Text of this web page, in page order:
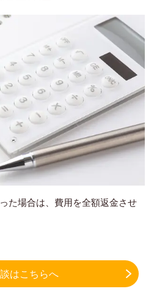
た場合は、費用を全額返金させ
はこちらへ